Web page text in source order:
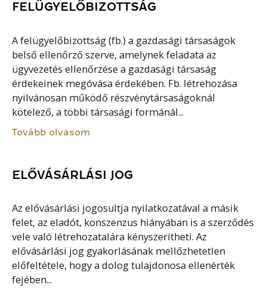
FELÜGYELŐBIZOTTSÁG
A felügyelőbizottság (fb.) a gazdasági társaságok
belső ellenőrző szerve, amelynek feladata az
ügyvezetés ellenőrzése a gazdasági társaság
érdekeinek megóvása érdekében. Fb. létrehozása
nyilvánosan működő részvénytársaságoknál
kötelező, a többi társasági formánál...
Tovább olvasom
ELŐVÁSÁRLÁSI JOG
Az elővásárlási jogosultja nyilatkozatával a másik
felet, az eladót, konszenzus hiányában is a szerződés
vele való létrehozatalára kényszerítheti. Az
elővásárlási jog gyakorlásának mellőzhetetlen
előfeltétele, hogy a dolog tulajdonosa ellenérték
fejében...